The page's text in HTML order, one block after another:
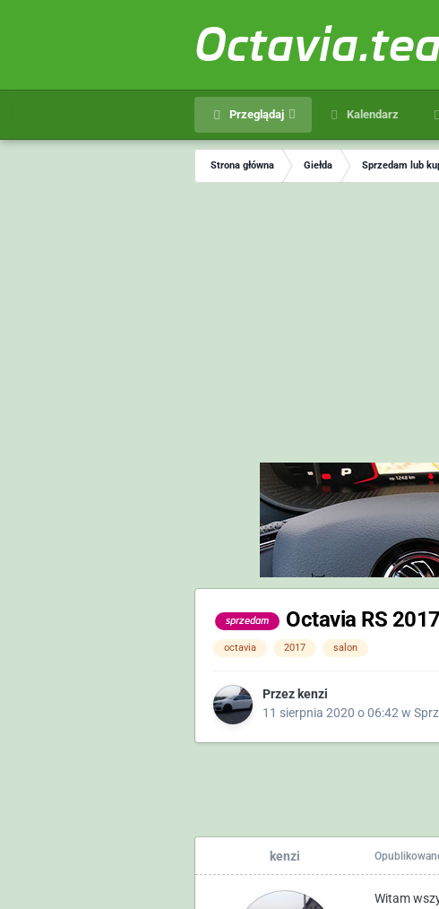
Przeglądaj Kalendarz
Strona główna Giełda Sprzedam lub
sprzedam Octavia RS
octavia 2017 salon
Przez kenzi
11 sierpnia 2020 o 06:42w
kenzi
Witam